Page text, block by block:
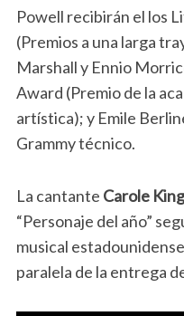
Powell recibirán el los
(Premios a una larga
Marshall y Ennio
Award (Premio de la
artística); y Emile
Grammy técnico.
La cantante Carole King
“Personaje del año”
musical
paralela de la entrega